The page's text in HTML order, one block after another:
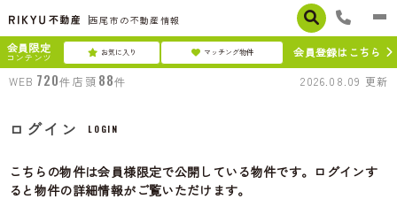
西尾市の不動産情報
会員限定
コンテンツ お気に入り マッチング物件
会員登録はこちら
WEB 720件 店頭 88件 2026.08.09 更新
ログイン LOGIN
こちらの物件は会員様限定で公開している物件です。ログインす
ると物件の詳細情報がご覧いただけます。